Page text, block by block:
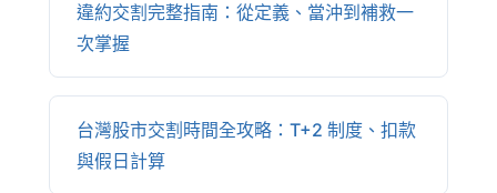
違約交割完整指南：從定義、當沖到補救一
次掌握
台灣股市交割時間全攻略：T+2 制度、扣款
與假日計算